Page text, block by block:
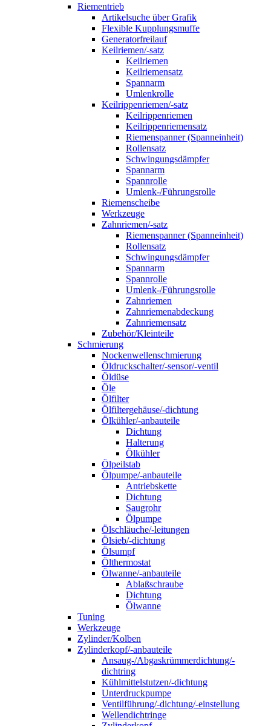
Riementrieb
Artikelsuche über Grafik
Flexible Kupplungsmuffe
Generatorfreilauf
Keilriemen/-satz
Keilriemen
Keilriemensatz
Spannarm
Umlenkrolle
Keilrippenriemen/-satz
Keilrippenriemen
Keilrippenriemensatz
Riemenspanner (Spanneinheit)
Rollensatz
Schwingungsdämpfer
Spannarm
Spannrolle
Umlenk-/Führungsrolle
Riemenscheibe
Werkzeuge
Zahnriemen/-satz
Riemenspanner (Spanneinheit)
Rollensatz
Schwingungsdämpfer
Spannarm
Spannrolle
Umlenk-/Führungsrolle
Zahnriemen
Zahnriemenabdeckung
Zahnriemensatz
Zubehör/Kleinteile
Schmierung
Nockenwellenschmierung
Öldruckschalter/-sensor/-ventil
Öldüse
Öle
Ölfilter
Ölfiltergehäuse/-dichtung
Ölkühler/-anbauteile
Dichtung
Halterung
Ölkühler
Ölpeilstab
Ölpumpe/-anbauteile
Antriebskette
Dichtung
Saugrohr
Ölpumpe
Ölschläuche/-leitungen
Ölsieb/-dichtung
Ölsumpf
Ölthermostat
Ölwanne/-anbauteile
Ablaßschraube
Dichtung
Ölwanne
Tuning
Werkzeuge
Zylinder/Kolben
Zylinderkopf/-anbauteile
Ansaug-/Abgaskrümmerdichtung/-
dichtring
Kühlmittelstutzen/-dichtung
Unterdruckpumpe
Ventilführung/-dichtung/-einstellung
Wellendichtringe